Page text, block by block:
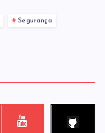
Segurança
Youtube